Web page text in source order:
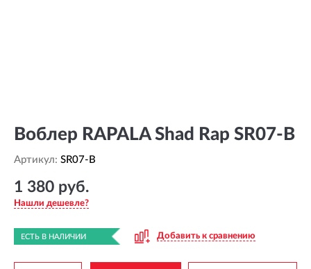
Воблер RAPALA Shad Rap SR07-B
Артикул: SR07-B
1 380 руб.
Нашли дешевле?
ЕСТЬ В НАЛИЧИИ Добавить к сравнению